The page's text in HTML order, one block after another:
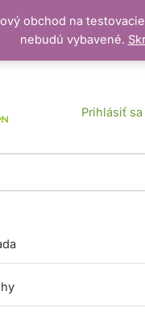
obchod na
nebudú vybavené.
Prihlásiť sa